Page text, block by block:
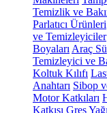
Temizlik ve
Parlatıcı Ürünleri
ve Temizleyiciler
Boyaları Araç
Temizleyici ve
Koltuk Kılıfı
Anahtarı Sibop
Motor Katkıları
Katkısı Gres Yağı